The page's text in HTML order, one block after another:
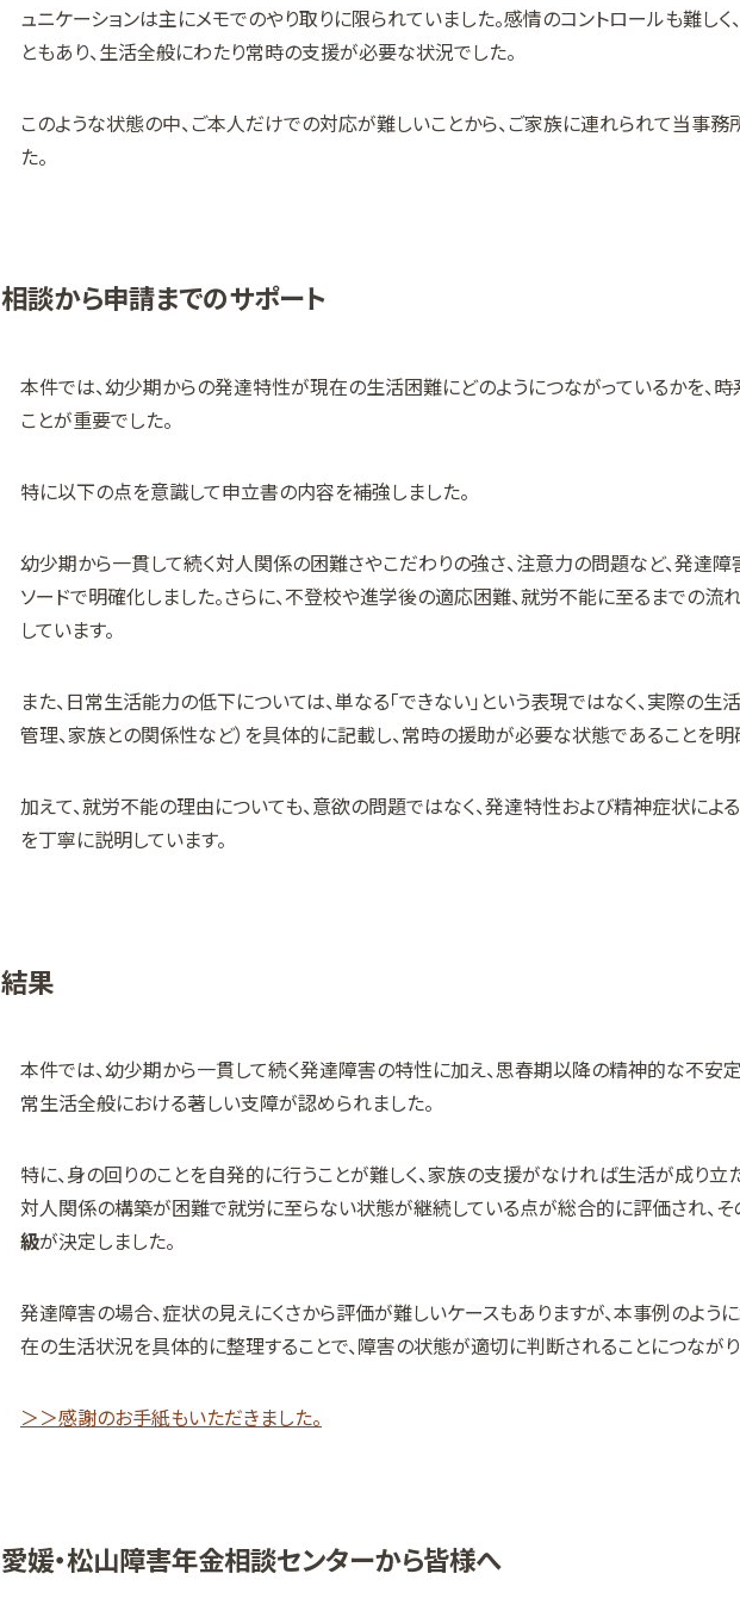
ュニケーションは主にメモでのやり取りに限られていました。感情のコントロールも難しく
ともあり、生活全般にわたり常時の支援が必要な状況でした。
このような状態の中、ご本人だけでの対応が難しいことから、ご家族に連れられて当事
た。
相談から申請までのサポート
本件では、幼少期からの発達特性が現在の生活困難にどのようにつながっているかを、
ことが重要でした。
特に以下の点を意識して申立書の内容を補強しました。
幼少期から一貫して続く対人関係の困難さやこだわりの強さ、注意力の問題など、発達
ソードで明確化しました。さらに、不登校や進学後の適応困難、就労不能に至るまでの流
しています。
また、日常生活能力の低下については、単なる「できない」という表現ではなく、実際の生
管理、家族との関係性など）を具体的に記載し、常時の援助が必要な状態であることを明
加えて、就労不能の理由についても、意欲の問題ではなく、発達特性および精神症状によ
を丁寧に説明しています。
結果
本件では、幼少期から一貫して続く発達障害の特性に加え、思春期以降の精神的な不安
常生活全般における著しい支障が認められました。
特に、身の回りのことを自発的に行うことが難しく、家族の支援がなければ生活が成り立
対人関係の構築が困難で就労に至らない状態が継続している点が総合的に評価され、そ
級が決定しました。
発達障害の場合、症状の見えにくさから評価が難しいケースもありますが、本事例のよう
在の生活状況を具体的に整理することで、障害の状態が適切に判断されることにつながり
＞＞感謝のお手紙もいただきました。
愛媛・松山障害年金相談センターから皆様へ